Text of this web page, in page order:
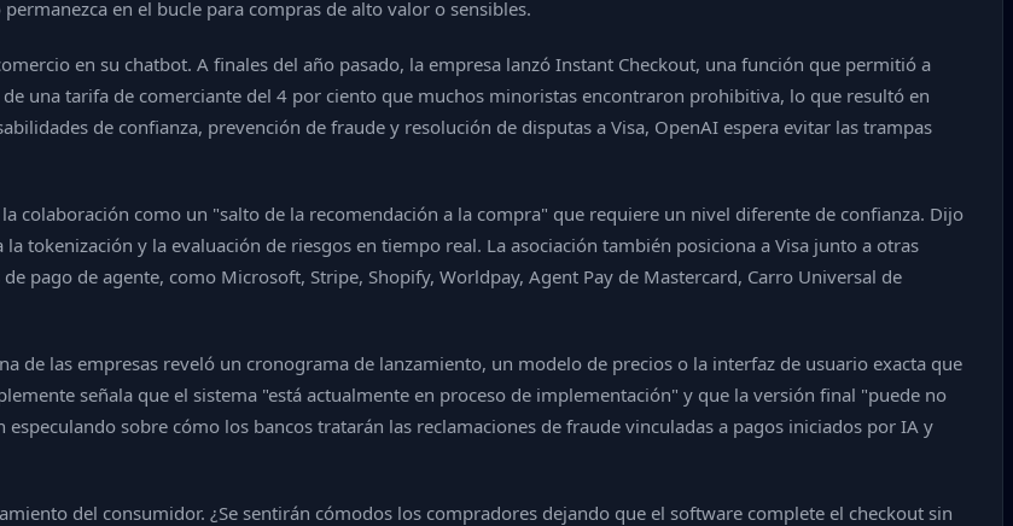
en el bucle para compras de alto valor o sensibles.
en su chatbot. A finales del año pasado, la empresa lanzó Instant Checkout, una función que permitió a
una tarifa de comerciante del 4 por ciento que muchos minoristas encontraron prohibitiva, lo que resultó en
de confianza, prevención de fraude y resolución de disputas a Visa, OpenAI espera evitar las trampas
colaboración como un "salto de la recomendación a la compra" que requiere un nivel diferente de confianza. Dijo
tokenización y la evaluación de riesgos en tiempo real. La asociación también posiciona a Visa junto a otras
pago de agente, como Microsoft, Stripe, Shopify, Worldpay, Agent Pay de Mastercard, Carro Universal de
de las empresas reveló un cronograma de lanzamiento, un modelo de precios o la interfaz de usuario exacta que
señala que el sistema "está actualmente en proceso de implementación" y que la versión final "puede no
sobre cómo los bancos tratarán las reclamaciones de fraude vinculadas a pagos iniciados por IA y
del consumidor. ¿Se sentirán cómodos los compradores dejando que el software complete el checkout sin